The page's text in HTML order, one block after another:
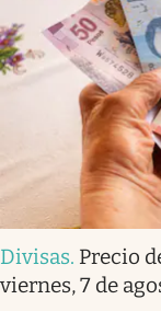
Divisas. Precio
viernes, 7 de